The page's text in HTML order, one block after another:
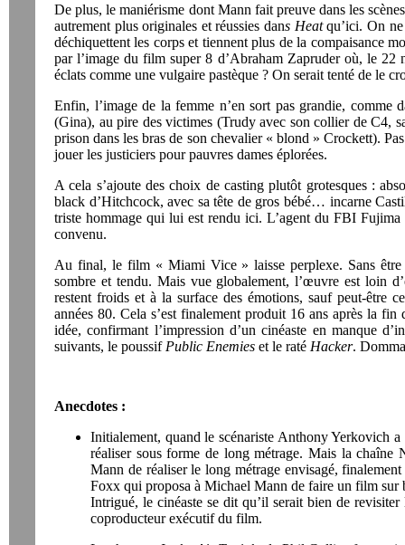
De plus, le maniérisme dont Mann fait preuve dans les
autrement plus originales et réussies dans Heatqu’ici. On ne
déchiquettent les corps et tiennent plus de la compaisance
par l’image du film super 8 d’Abraham Zapruder où, le
éclats comme une vulgaire pastèque ? On serait tenté de le
Enfin, l’image de la femme n’en sort pas grandie, comme
(Gina), au pire des victimes (Trudy avec son collier de C4,
prison dans les bras de son chevalier « blond » Crockett).
jouer les justiciers pour pauvres dames éplorées.
A cela s’ajoute des choix de casting plutôt grotesques :
black d’Hitchcock, avec sa tête de gros bébé… incarne
triste hommage qui lui est rendu ici. L’agent du FBI
convenu.
Au final, le film « Miami Vice » laisse perplexe. Sans
sombre et tendu. Mais vue globalement, l’œuvre est loin
restent froids et à la surface des émotions, sauf peut-être
années 80. Cela s’est finalement produit 16 ans après la
idée, confirmant l’impression d’un cinéaste en manque
suivants, le poussif Public Enemies et le raté Hacker.
Anecdotes :
Initialement, quand le scénariste Anthony Yerkovich
réaliser sous forme de long métrage. Mais la
Mann de réaliser le long métrage envisagé,
Foxx qui proposa à Michael Mann de faire un film sur
Intrigué, le cinéaste se dit qu’il serait bien de
coproducteur exécutif du film.